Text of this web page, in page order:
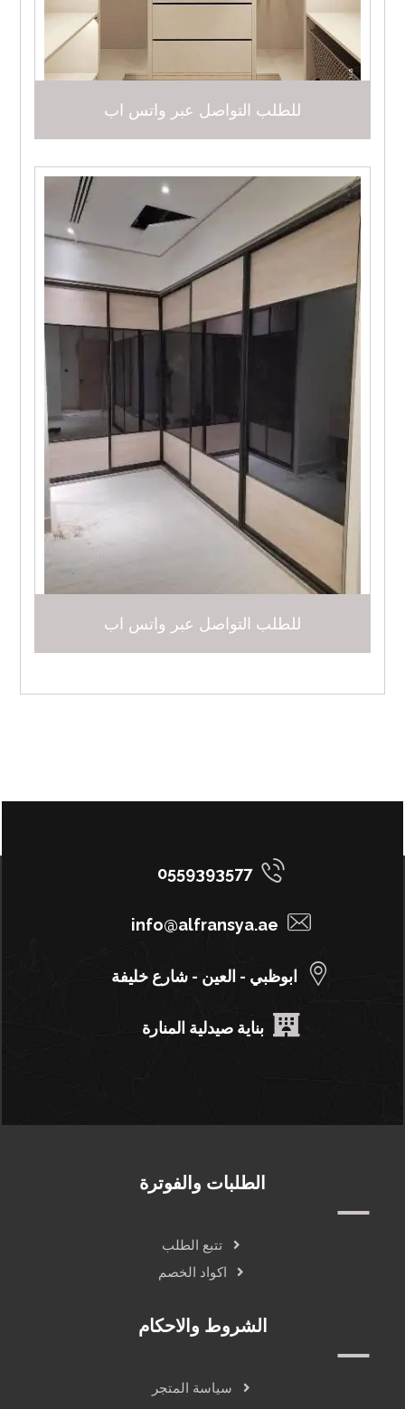
للطلب التواصل عبر واتس اب
للطلب التواصل عبر واتس اب
0559393577
info@alfransya.ae
ابوظبي - العين - شارع خليفة
بناية صيدلية المنارة
الطلبات والفوترة
تتبع الطلب
اكواد الخصم
الشروط والاحكام
سياسة المتجر